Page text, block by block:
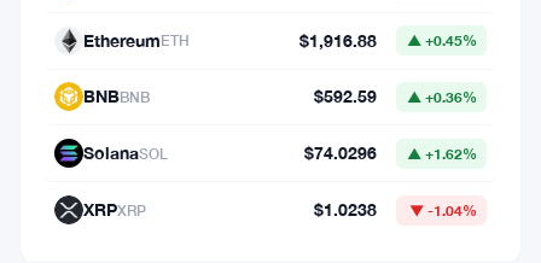
Après
période
difficile
EthereumETH $1,916.88 ▲ +0.45%
BNBBNB $592.59 ▲ +0.36%
SolanaSOL $74.0296 ▲ +1.62%
XRPXRP $1.0238 ▼ -1.04%